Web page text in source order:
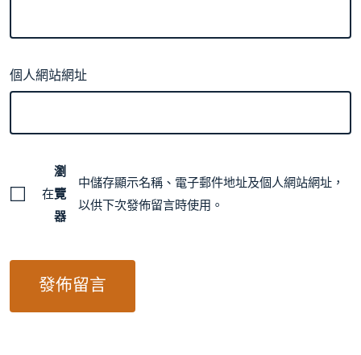
個人網站網址
在
瀏
覽
器
中儲存顯示名稱、電子郵件地址及個人網站網址，
以供下次發佈留言時使用。